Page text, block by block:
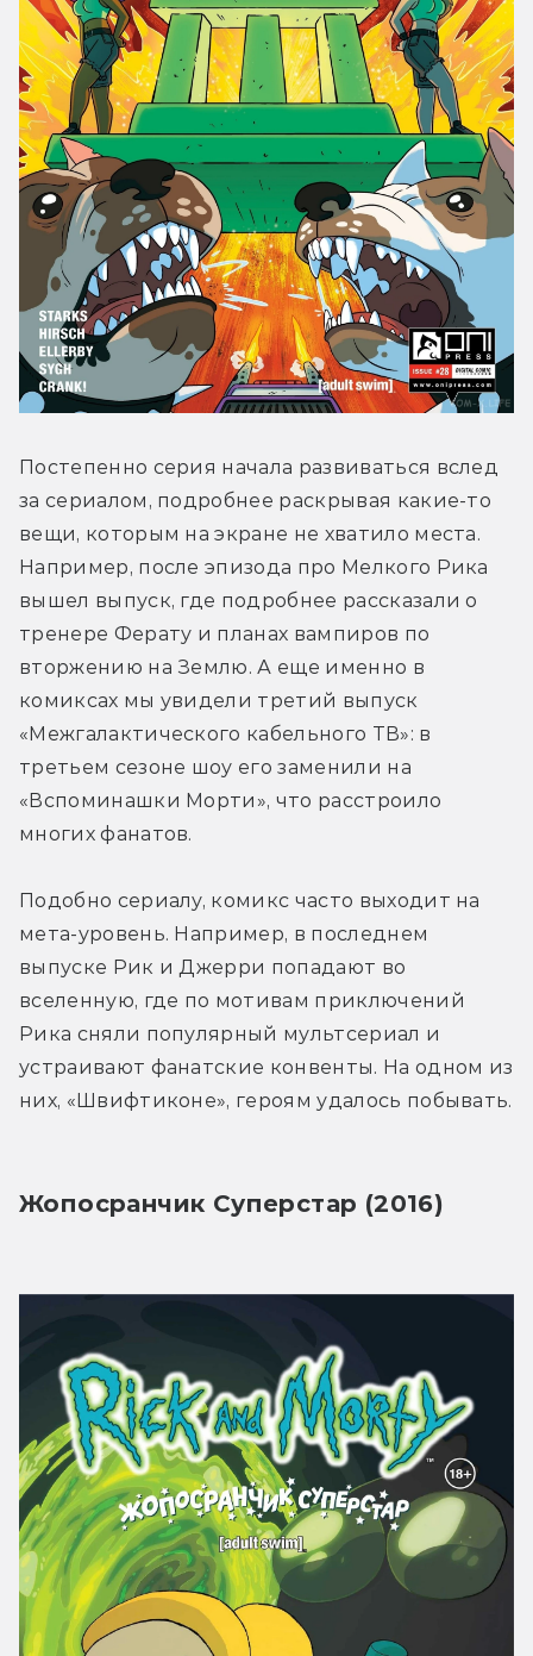
Постепенно серия начала развиваться вслед
за сериалом, подробнее раскрывая какие-то
вещи, которым на экране не хватило места.
Например, после эпизода про Мелкого Рика
вышел выпуск, где подробнее рассказали о
тренере Ферату и планах вампиров по
вторжению на Землю. А еще именно в
комиксах мы увидели третий выпуск
«Межгалактического кабельного ТВ»: в
третьем сезоне шоу его заменили на
«Вспоминашки Морти», что расстроило
многих фанатов.
Подобно сериалу, комикс часто выходит на
мета-уровень. Например, в последнем
выпуске Рик и Джерри попадают во
вселенную, где по мотивам приключений
Рика сняли популярный мультсериал и
устраивают фанатские конвенты. На одном из
них, «Швифтиконе», героям удалось побывать.
Жопосранчик Суперстар (2016)